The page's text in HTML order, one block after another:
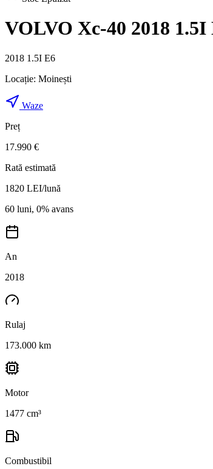
VOLVO Xc-40 2018
2018 1.5I E6
Locație: Moinești
Waze
Preț
17.990 €
Rată estimată
1820 LEI/lună
60 luni, 0% avans
An
2018
Rulaj
173.000 km
Motor
1477 cm³
Combustibil